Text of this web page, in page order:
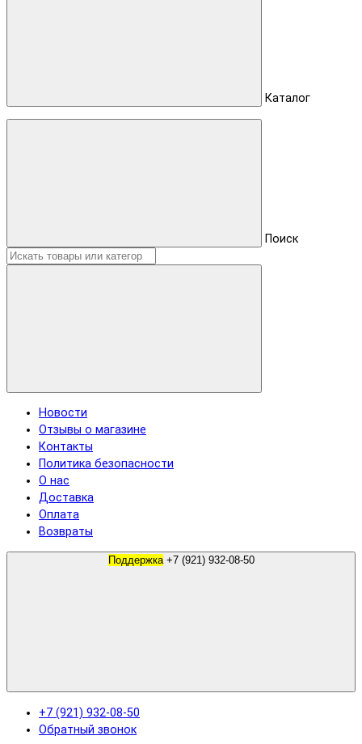
Каталог
Поиск
Новости
Отзывы о магазине
Контакты
Политика безопасности
О нас
Доставка
Оплата
Возвраты
Поддержка +7 (921) 932-08-50
+7 (921) 932-08-50
Обратный звонок